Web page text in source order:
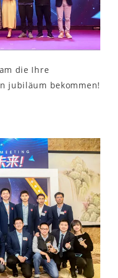
die Ihre
jubiläum bekommen!